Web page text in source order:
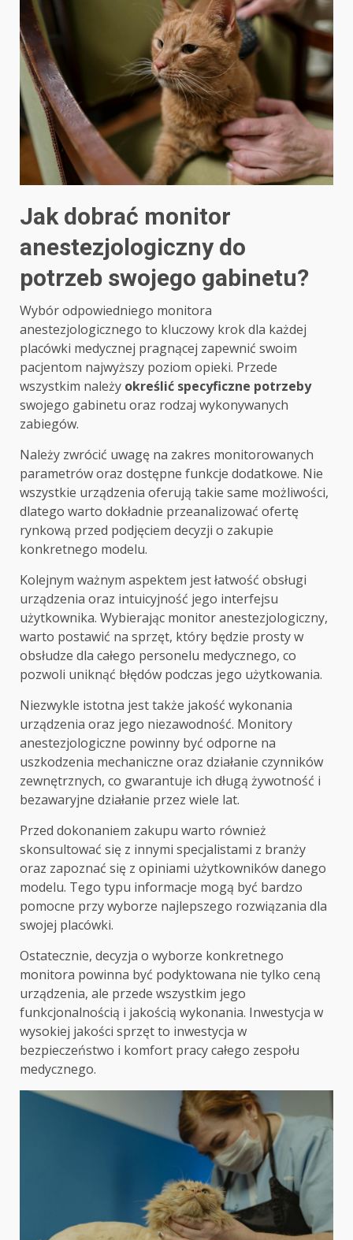
Jak dobrać monitor
anestezjologiczny do
potrzeb swojego gabinetu?
Wybór odpowiedniego monitora
anestezjologicznego to kluczowy krok dla każdej
placówki medycznej pragnącej zapewnić swoim
pacjentom najwyższy poziom opieki. Przede
wszystkim należy określić specyficzne potrzeby
swojego gabinetu oraz rodzaj wykonywanych
zabiegów.
Należy zwrócić uwagę na zakres monitorowanych
parametrów oraz dostępne funkcje dodatkowe. Nie
wszystkie urządzenia oferują takie same możliwości,
dlatego warto dokładnie przeanalizować ofertę
rynkową przed podjęciem decyzji o zakupie
konkretnego modelu.
Kolejnym ważnym aspektem jest łatwość obsługi
urządzenia oraz intuicyjność jego interfejsu
użytkownika. Wybierając monitor anestezjologiczny,
warto postawić na sprzęt, który będzie prosty w
obsłudze dla całego personelu medycznego, co
pozwoli uniknąć błędów podczas jego użytkowania.
Niezwykle istotna jest także jakość wykonania
urządzenia oraz jego niezawodność. Monitory
anestezjologiczne powinny być odporne na
uszkodzenia mechaniczne oraz działanie czynników
zewnętrznych, co gwarantuje ich długą żywotność i
bezawaryjne działanie przez wiele lat.
Przed dokonaniem zakupu warto również
skonsultować się z innymi specjalistami z branży
oraz zapoznać się z opiniami użytkowników danego
modelu. Tego typu informacje mogą być bardzo
pomocne przy wyborze najlepszego rozwiązania dla
swojej placówki.
Ostatecznie, decyzja o wyborze konkretnego
monitora powinna być podyktowana nie tylko ceną
urządzenia, ale przede wszystkim jego
funkcjonalnością i jakością wykonania. Inwestycja w
wysokiej jakości sprzęt to inwestycja w
bezpieczeństwo i komfort pracy całego zespołu
medycznego.